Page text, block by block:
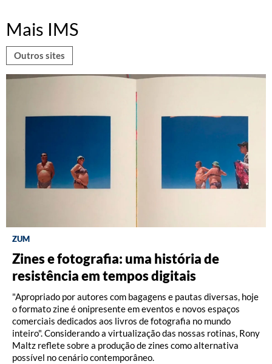
Mais IMS
Outros sites
ZUM
Zines e fotografia: uma história de
resistência em tempos digitais
"Apropriado por autores com bagagens e pautas diversas, hoje
o formato zine é onipresente em eventos e novos espaços
comerciais dedicados aos livros de fotografia no mundo
inteiro". Considerando a virtualização das nossas rotinas, Rony
Maltz reflete sobre a produção de zines como alternativa
possível no cenário contemporâneo.
DISCOGRAFIA BRASILEIRA
Do Pajeú a Hollywood: 100 anos de
Moacir Santos, por Pedro Paulo Malta
RÁDIO BATUTA
Ney ao vivo, muito vivo, com Luiz
Fernando Vianna